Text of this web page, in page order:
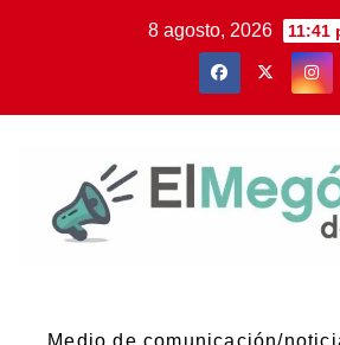
8 agosto, 2026 11:41
Medio de comunicación/